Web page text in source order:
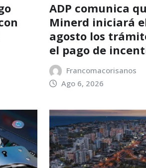
ADP comunica
Minerd iniciará
agosto los
el pago de
Francomacorisanos
Ago 6, 2026